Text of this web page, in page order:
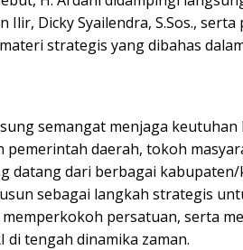
Ilir, Dicky Syailendra, S.Sos.,
strategis yang dibahas
semangat menjaga
pemerintah daerah, tokoh
datang dari berbagai
sebagai langkah strategis
persatuan, serta
di tengah dinamika zaman.